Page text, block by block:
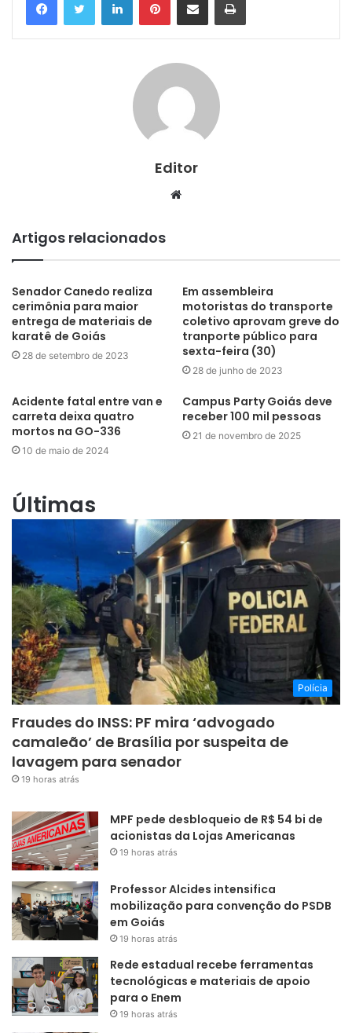
Editor
Website
Artigos relacionados
Senador Canedo realiza
cerimônia para maior
entrega de materiais de
karatê de Goiás
28 de setembro de 2023
Em assembleira
motoristas do transporte
coletivo aprovam greve do
tranporte público para
sexta-feira (30)
28 de junho de 2023
Acidente fatal entre van e
carreta deixa quatro
mortos na GO-336
10 de maio de 2024
Campus Party Goiás deve
receber 100 mil pessoas
21 de novembro de 2025
Últimas
Polícia
Fraudes do INSS: PF mira ‘advogado
camaleão’ de Brasília por suspeita de
lavagem para senador
19 horas atrás
MPF pede desbloqueio de R$ 54 bi de
acionistas da Lojas Americanas
19 horas atrás
Professor Alcides intensifica
mobilização para convenção do PSDB
em Goiás
19 horas atrás
Rede estadual recebe ferramentas
tecnológicas e materiais de apoio
para o Enem
19 horas atrás